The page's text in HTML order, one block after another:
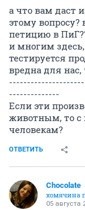
а что вам даст
этому
петицию в
и многим
тестируется
вредна для нас,
ОТВЕТИТЬ
vida
05 августа
Не нравится -
тестировалось
И вообще,